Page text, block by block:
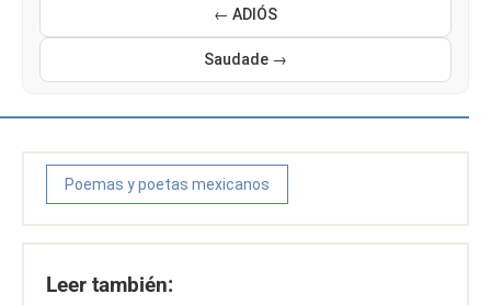
← ADIÓS
Saudade →
Poemas y poetas mexicanos
Leer también: